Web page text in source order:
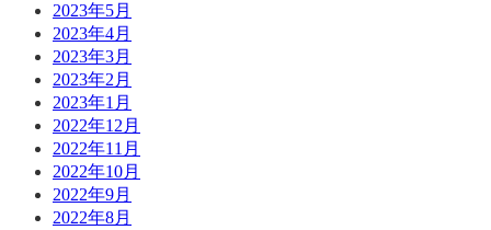
2023年5月
2023年4月
2023年3月
2023年2月
2023年1月
2022年12月
2022年11月
2022年10月
2022年9月
2022年8月